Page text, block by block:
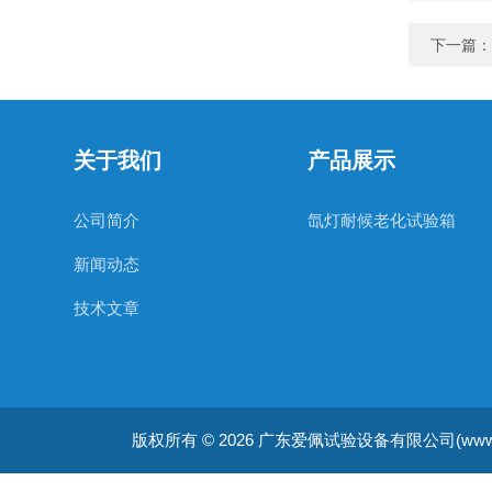
下一篇：
关于我们
公司简介
新闻动态
技术文章
产品展示
氙灯耐候老化试验箱
版权所有 © 2026 广东爱佩试验设备有限公司